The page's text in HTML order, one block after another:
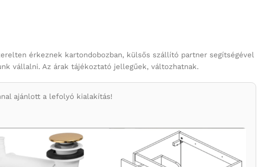
érkeznek kartondobozban, külsős szállító partner segítségével
vállalni. Az árak tájékoztató jellegűek, változhatnak.
ajánlott a lefolyó kialakítás!